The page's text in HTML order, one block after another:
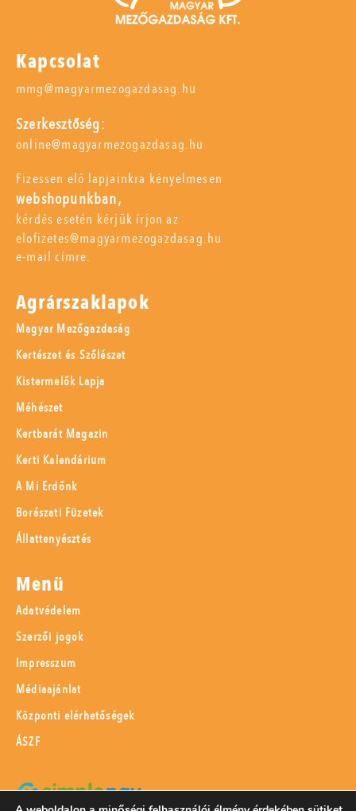
Kapcsolat
mmg@magyarmezogazdasag.hu
Szerkesztőség:
online@magyarmezogazdasag.hu
Fizessen elő lapjainkra kényelmesen
webshopunkban,
kérdés esetén kérjük írjon az
elofizetes@magyarmezogazdasag.hu
e-mail címre.
Agrárszaklapok
Magyar Mezőgazdaság
Kertészet és Szőlészet
Kistermelők Lapja
Méhészet
Kertbarát Magazin
Kerti Kalendárium
A Mi Erdőnk
Borászati Füzetek
Állattenyésztés
Menü
Adatvédelem
Szerzői jogok
Impresszum
Médiaajánlat
Központi elérhetőségek
ÁSZF